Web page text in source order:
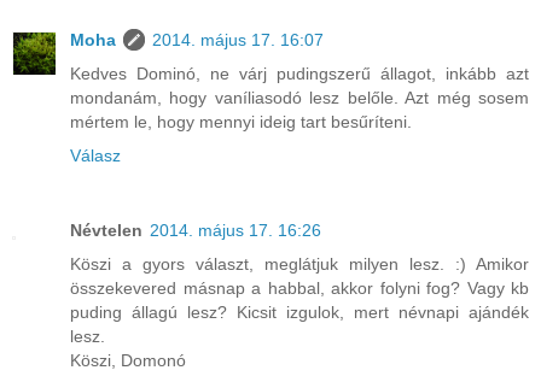
Moha
2014. május 17. 16:07
Kedves Dominó, ne várj pudingszerű állagot, inkább azt
mondanám, hogy vaníliasodó lesz belőle. Azt még sosem
mértem le, hogy mennyi ideig tart besűríteni.
Válasz
Névtelen 2014. május 17. 16:26
Köszi a gyors választ, meglátjuk milyen lesz. :) Amikor
összekevered másnap a habbal, akkor folyni fog? Vagy kb
puding állagú lesz? Kicsit izgulok, mert névnapi ajándék
lesz.
Köszi, Domonó